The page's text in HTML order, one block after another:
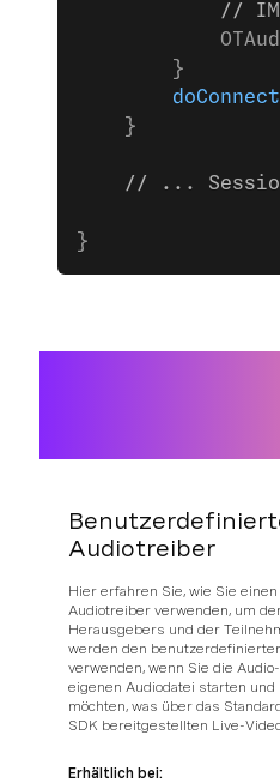
//
        }
        doConnect
    }
// ...
}
Audiotreiber
Hier erfahren Sie, wie Sie
Audiotreiber verwenden, um
Herausgebers und der
werden den
verwenden, wenn Sie die
eigenen Audiodatei starten
möchten, was über das
SDK bereitgestellten Live-
Erhältlich bei: